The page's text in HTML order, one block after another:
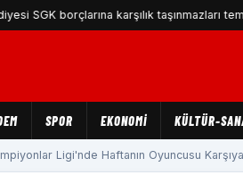
borçlarına karşılık taşınmazları teminat
SPOR EKONOMİ KÜLTÜR-
Ligi'nde Haftanın Oyuncusu